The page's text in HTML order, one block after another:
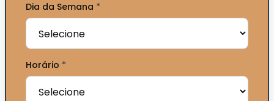
Dia da Semana *
Horário *